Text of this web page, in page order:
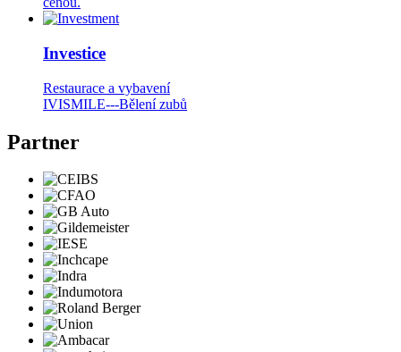
Investice
Restaurace a vybavení
IVISMILE---Bělení zubů
Partner